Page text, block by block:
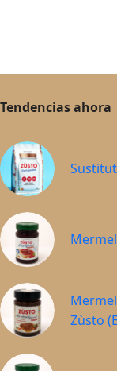
Tendencias ahora
Zùsto